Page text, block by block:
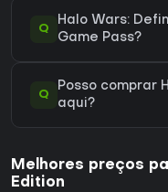
Q
Halo Wars:
Game Pass?
Q
Posso comprar
aqui?
Melhores preços
Edition